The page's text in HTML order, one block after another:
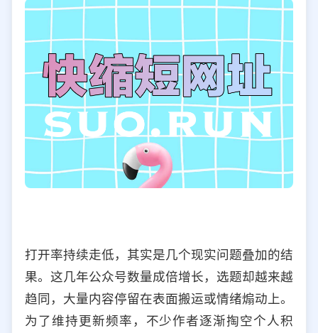
打开率持续走低，其实是几个现实问题叠加的结
果。这几年公众号数量成倍增长，选题却越来越
趋同，大量内容停留在表面搬运或情绪煽动上。
为了维持更新频率，不少作者逐渐掏空个人积